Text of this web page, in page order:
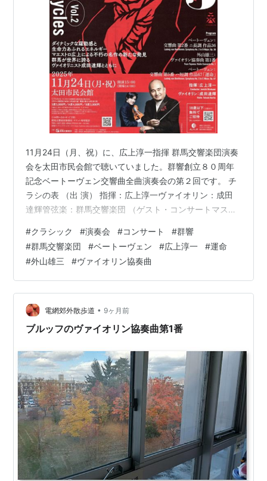
11月24日（月、祝）に、広上淳一指揮 群馬交響楽団演奏
会を太田市民会館で聴いていました。群響創立８０周年
記念ベートーヴェン交響曲全曲演奏会の第２回です。 チ
ラシの表 （出 演） 指揮：広上淳一ヴァイオリン：成田
達輝管弦楽：群馬交響楽団 （ゲスト・コンサートマスタ
キリル・コンドラシン指揮者コンクール優勝。ロイヤ
ル・リヴァプール・フィル、コロンバス響、京都市交響
楽団などのポストを歴任。現在、オーケストラ・アンサ
ンブル金沢アーティスティック・リーダー、マレーシ
ア・フィル音楽監督。成田達輝さんは、2010年ロン＝テ
ィボー国際コンクール第２位、201…
#クラシック #演奏会 #コンサート #群響
#群馬交響楽団 #ベートーヴェン #広上淳一 #運命
#外山雄三 #ヴァイオリン協奏曲
電網郊外散歩道 • 9ヶ月前
ブルッフのヴァイオリン協奏曲第1番